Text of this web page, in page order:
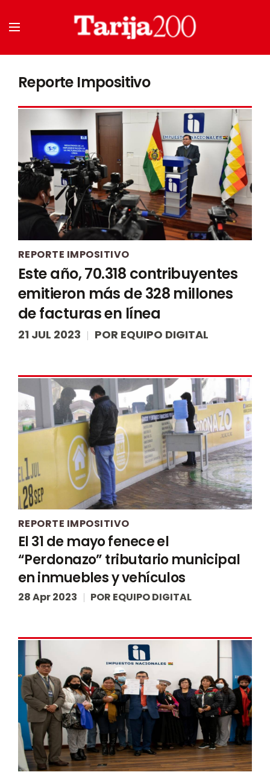
Reporte Impositivo
REPORTE IMPOSITIVO
Este año, 70.318 contribuyentes
emitieron más de 328 millones
de facturas en línea
21 JUL 2023 POR EQUIPO DIGITAL
REPORTE IMPOSITIVO
El 31 de mayo fenece el
“Perdonazo” tributario municipal
en inmuebles y vehículos
28 Apr 2023 POR EQUIPO DIGITAL